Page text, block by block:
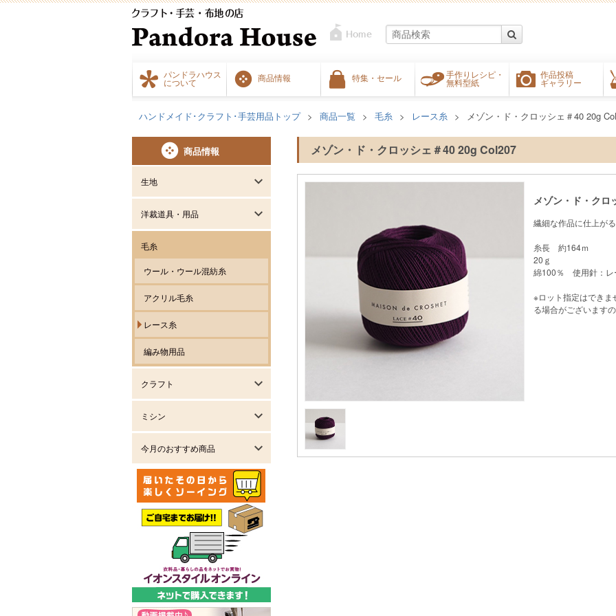
パンドラハウス
について
商品情報 特集・セール
手作りレシピ・
無料型紙
作品投稿
ギャラリー
ハンドメイド･クラフト･手芸用品トップ 商品一覧 毛糸 レース糸 メゾン・ド・クロッシェ＃40 20g
メゾン・ド・クロッシェ＃40 20g Col207
メゾン・ド・ク
繊細な作品に仕上が
糸長 約164ｍ
20ｇ
綿100％ 使用針：レ
※ロット指定はでき
る場合がございます
商品情報
生地
洋裁道具・用品
毛糸
ウール・ウール混紡糸
アクリル毛糸
レース糸
編み物用品
クラフト
ミシン
今月のおすすめ商品